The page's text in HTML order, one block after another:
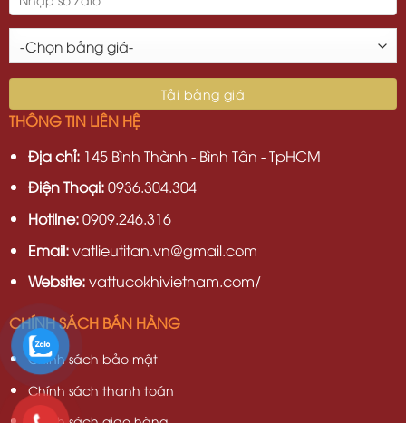
THÔNG TIN LIÊN HỆ
Địa chỉ:145 Bình Thành - Bình Tân - TpHCM
Điện Thoại:0936.304.304
Hotline:0909.246.316
Email:vatlieutitan.vn@gmail.com
Website:vattucokhivietnam.com/
CHÍNH SÁCH BÁN HÀNG
Chính sách bảo mật
Chính sách thanh toán